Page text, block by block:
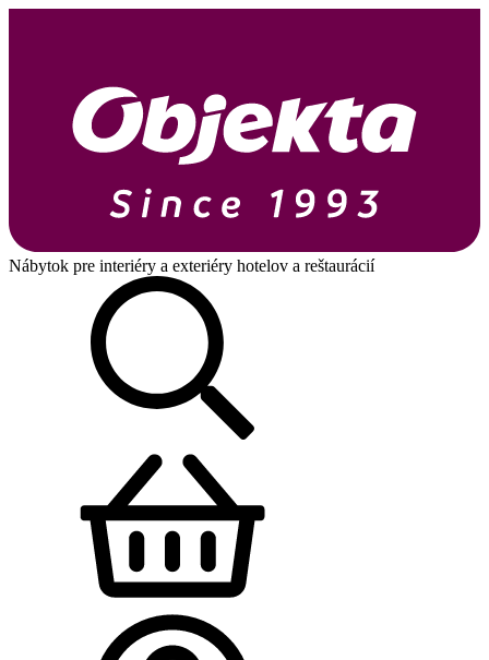
Nábytok pre interiéry a exteriéry hotelov a reštaurácií